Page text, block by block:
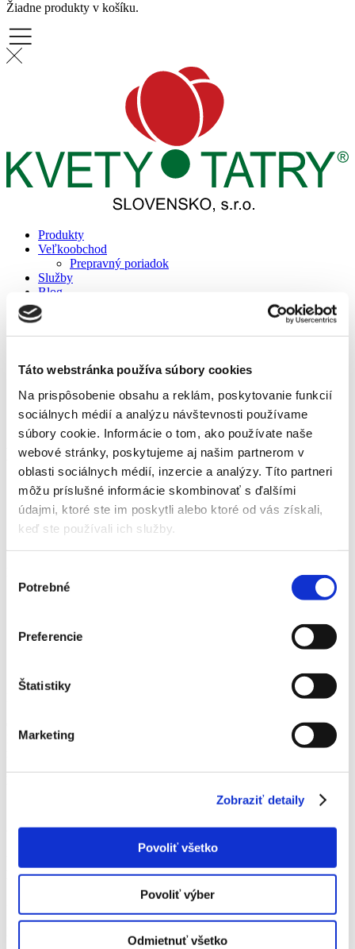
Táto webstránka používa súbory cookies
Na prispôsobenie obsahu a reklám, poskytovanie funkcií
sociálnych médií a analýzu návštevnosti používame
súbory cookie. Informácie o tom, ako používate naše
webové stránky, poskytujeme aj našim partnerom v
oblasti sociálnych médií, inzercie a analýzy. Títo partneri
môžu príslušné informácie skombinovať s ďalšími
údajmi, ktoré ste im poskytli alebo ktoré od vás získali,
keď ste používali ich služby.
súhlasu
Potrebné
Preferencie
Štatistiky
Marketing
Zobraziť detaily
Povoliť všetko
Povoliť výber
Odmietnuť všetko
Žiadne produkty v košíku.
Produkty
Veľkoobchod
Prepravný poriadok
Služby
Blog
Záhradné centrum
Informácie
Bonsai klub
Referencie
Reality
Prepravný poriadok
Kontakt
Detail produktu
Domov
Produkty
Hnojivá, herbicídy, prípravky
Hnojivá
Hnojivá, herbicídy, prípravky
Čisto prírodný produkt bez prídavku priemyselných zložiek.
Dodáva rastlinám potrebné živiny a výrazne aktivuje pôdnu
a v priebehu vegetácie (v auguste) v dávke 0,8 – 1 kg na
výsadbe jahôd použijeme dávku 0,6 – 0,8 kg na 10m 2
hnojivo.
O + 1% K O + 0,5% MgO + 3% CaO
ec0527b6f308fd9b72cd36e4c1d01531